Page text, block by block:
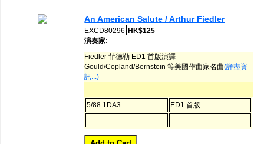
An American Salute / Arthur Fiedler
EXCD80296 |HK$125
演奏家:
Fiedler 菲德勒 ED1 首版演譯
Gould/Copland/Bernstein 等美國作曲家名曲(詳盡資
訊...)
5/88 1DA3 ED1 首版